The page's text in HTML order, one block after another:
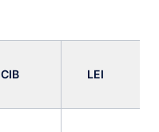
CIB LEI